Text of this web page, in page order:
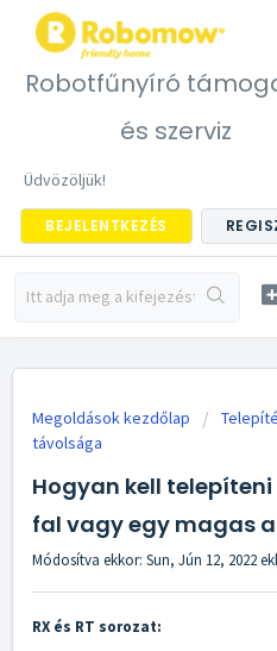
Robotfűnyíró
és szerviz
Üdvözöljük!
BEJELENTKEZÉS
Megoldások kezdőlap
távolsága
Hogyan kell
fal vagy egy magas
Módosítva ekkor: Sun, Jún 12, 2022
RX és RT sorozat: